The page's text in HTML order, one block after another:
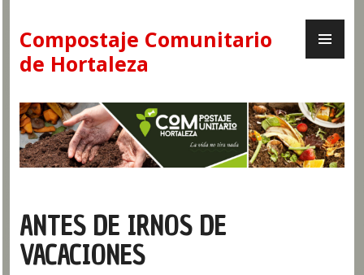
to
content
Compostaje Comunitario
de Hortaleza
ANTES DE IRNOS DE
VACACIONES